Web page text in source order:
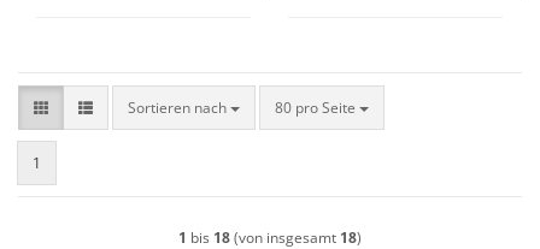
Sortieren nach
Sortieren nach 80 pro Seite
pro Seite
1
1 bis 18(von insgesamt 18)